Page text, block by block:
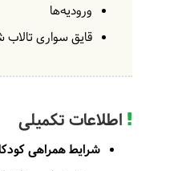
ورودیه‌ها
قایق سواری تالاب
اطلاعات تکمیلی
شرایط همراهی